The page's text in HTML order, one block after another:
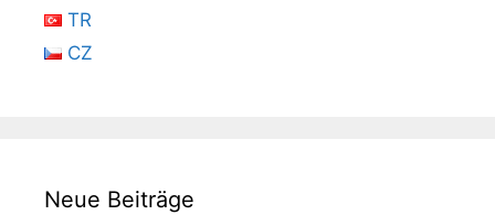
TR
CZ
Neue Beiträge